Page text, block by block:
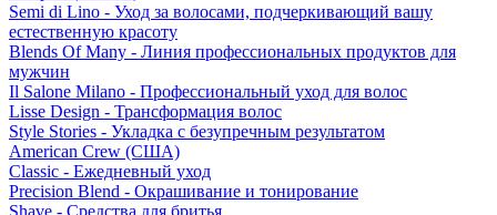
Semi di Lino - Уход за волосами, подчеркивающий вашу
естественную красоту
Blends Of Many - Линия профессиональных продуктов для
мужчин
Il Salone Milano - Профессиональный уход для волос
Lisse Design - Трансформация волос
Style Stories - Укладка с безупречным результатом
American Crew (США)
Classic - Ежедневный уход
Precision Blend - Окрашивание и тонирование
Shave - Средства для бритья